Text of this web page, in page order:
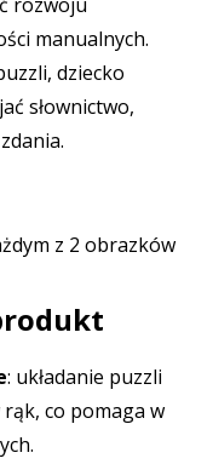
manualnych.
dziecko
słownictwo,
z 2 obrazków
: układanie puzzli
co pomaga w